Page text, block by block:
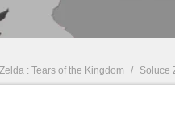
: Tears of the Kingdom / Soluce Zelda